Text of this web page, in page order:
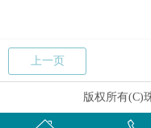
上一页
版权所有(C)